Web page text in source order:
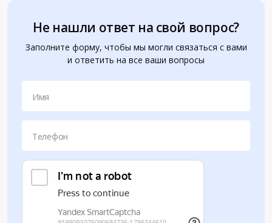
Не нашли ответ на свой вопрос?
Заполните форму, чтобы мы могли связаться с вами
и ответить на все ваши вопросы
Имя
Телефон